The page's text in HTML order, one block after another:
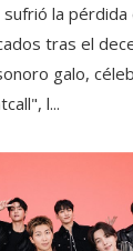
la
tras el
galo,
l...